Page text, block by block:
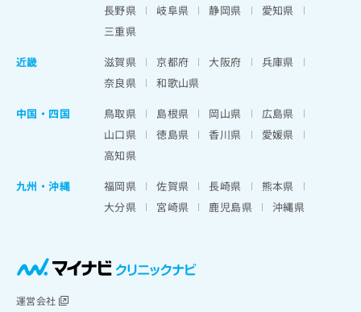
長野県
岐阜県 静岡県
愛知県
三重県
近畿
滋賀県 京都府 大阪府
兵庫県
奈良県
和歌山県
中国・四国
鳥取県 島根県 岡山県
広島県
山口県
徳島県 香川県
愛媛県
高知県
九州・沖縄
福岡県 佐賀県 長崎県
熊本県
大分県
宮崎県 鹿児島県 沖縄県
運営会社